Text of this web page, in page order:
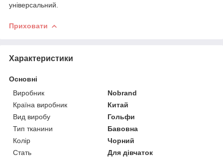
універсальний.
Приховати
Характеристики
Основні
Виробник
Nobrand
Країна виробник
Китай
Вид виробу
Гольфи
Тип тканини
Бавовна
Колір
Чорний
Стать
Для дівчаток